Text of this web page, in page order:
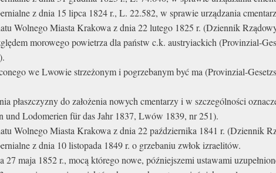
z dnia 15 lipca 1824 r., L. 22.582, w sprawie urządzania
Wolnego Miasta Krakowa z dnia 22 lutego 1825 r. (Dziennik
morowego powietrza dla państw c.k. austryiackich (Provinzial-
we Lwowie strzeżonym i pogrzebanym być ma (Provinzial-
płaszczyzny do założenia nowych cmentarzy i w szczególności
und Lodomerien für das Jahr 1837, Lwów 1839, nr 251).
Wolnego Miasta Krakowa z dnia 22 października 1841 r. (Dziennik
z dnia 10 listopada 1849 r. o grzebaniu zwłok izraelitów.
27 maja 1852 r., mocą którego nowe, późniejszemi ustawami